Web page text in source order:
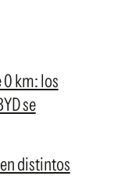
0 km: los
se
distintos